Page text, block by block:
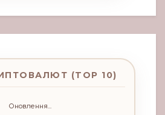
(TOP 10)
Оновлення...